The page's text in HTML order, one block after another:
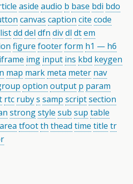
aside audio b base bdi bdo
canvas caption cite code
dd del dfn divdl dtem
figure footerform h1 — h6
iframe img input ins kbd keygen
map mark meta meter nav
option output p param
rtc rubys samp scriptsection
strongstyle sub sup table
tfootth thead time title tr